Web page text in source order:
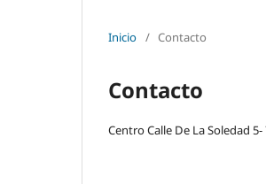
Inicio / Contacto
Contacto
Centro Calle De La Soledad